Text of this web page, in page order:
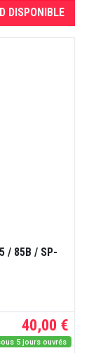
DISPONIBLE
/ 85B / SP-
40,00 €
5 jours ouvrés